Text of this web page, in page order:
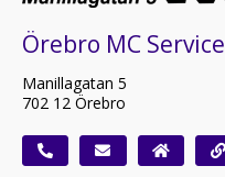
Örebro MC Service
Manillagatan 5
702 12 Örebro